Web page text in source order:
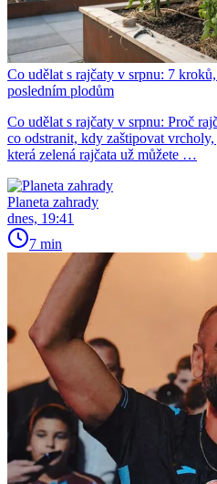
Co udělat s rajčaty v srpnu: 7
posledním plodům
Co udělat s rajčaty v srpnu: Proč
co odstranit, kdy zaštipovat
která zelená rajčata už můžete …
Planeta zahrady
dnes, 19:41
7 min